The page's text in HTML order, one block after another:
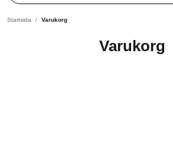
Startsida Varukorg
Varukorg